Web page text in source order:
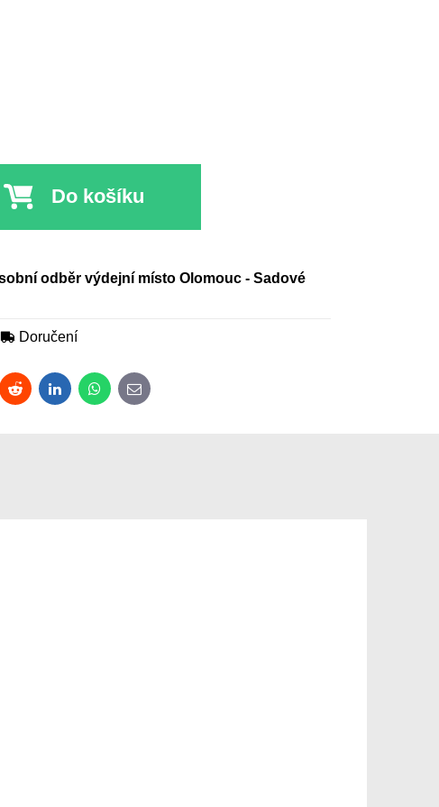
Do košíku
odběr výdejní místo Olomouc - Sadové
Doručení
RedditLinkedInWhatsApp
E-mail